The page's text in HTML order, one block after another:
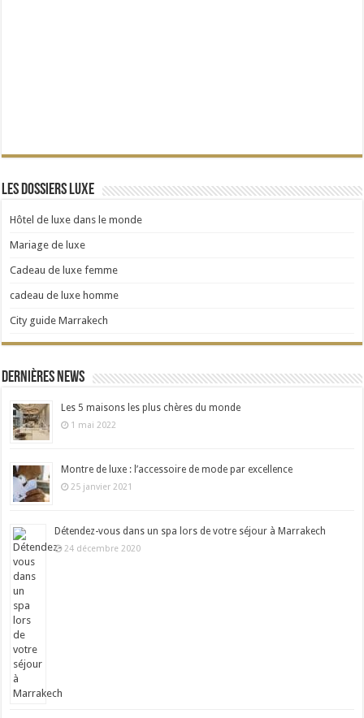
Les dossiers Luxe
Hôtel de luxe dans le monde
Mariage de luxe
Cadeau de luxe femme
cadeau de luxe homme
City guide Marrakech
Dernières news
Les 5 maisons les plus chères du monde
1 mai 2022
Montre de luxe : l’accessoire de mode par excellence
25 janvier 2021
Détendez-vous dans un spa lors de votre séjour à Marrakech
24 décembre 2020